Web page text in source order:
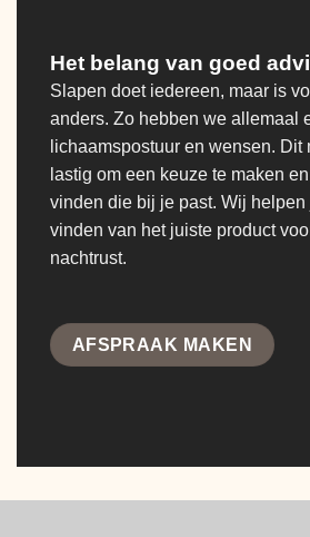
Het belang van goed
Slapen doet iedereen, maar is
anders. Zo hebben we allemaal
lichaamspostuur en wensen. Dit
lastig om een keuze te maken
vinden die bij je past. Wij
vinden van het juiste product
nachtrust.
AFSPRAAK MAKEN